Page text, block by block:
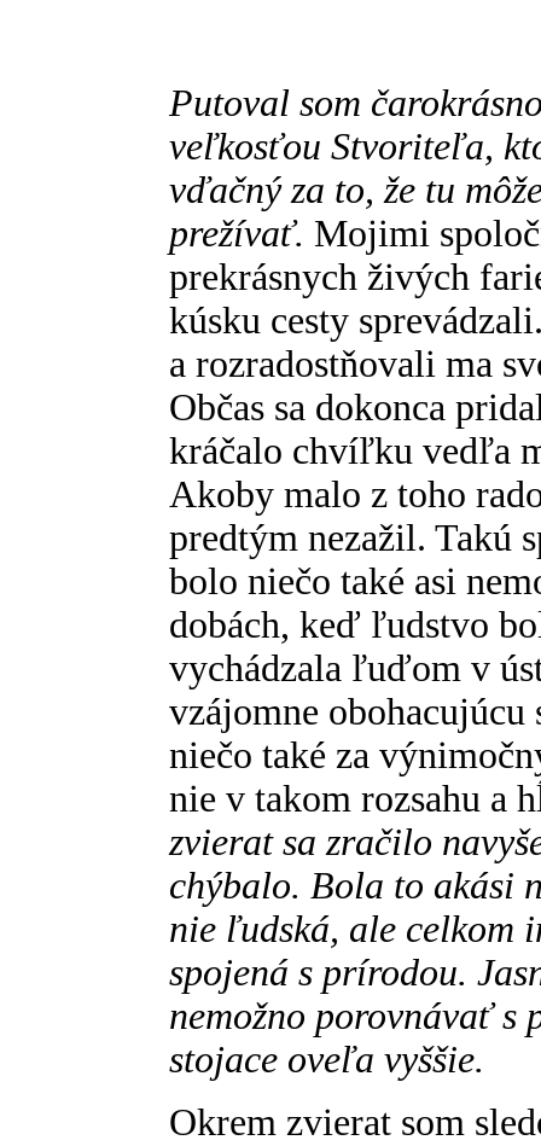
Putoval som
veľkosťou Stvoriteľa,
vďačný za to, že tu
prežívať. Mojimi
prekrásnych živých
kúsku cesty
a rozradostňovali ma
Občas sa dokonca
kráčalo chvíľku vedľa
Akoby malo z toho
predtým nezažil. Takú
bolo niečo také asi
dobách, keď ľudstvo
vychádzala ľuďom v
vzájomne
niečo také za
nie v takom rozsahu a
zvierat sa zračilo
chýbalo. Bola to akási
nie ľudská, ale celkom
spojená s prírodou.
nemožno porovnávať s
stojace oveľa vyššie.
Okrem zvierat som